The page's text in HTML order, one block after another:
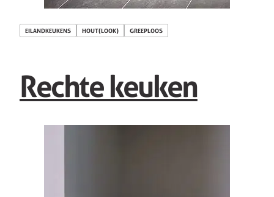
EILANDKEUKENS HOUT(LOOK) GREEPLOOS
Rechte keuken